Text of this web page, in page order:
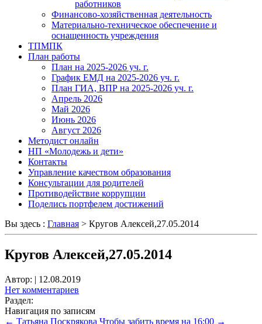
работников
Финансово-хозяйственная деятельность
Материально-техническое обеспечение и
оснащенность учреждения
ТПМПК
План работы
План на 2025-2026 уч. г.
График ЕМД на 2025-2026 уч. г.
План ГИА, ВПР на 2025-2026 уч. г.
Апрель 2026
Май 2026
Июнь 2026
Август 2026
Методист онлайн
НП «Молодежь и дети»
Контакты
Управление качеством образования
Консультации для родителей
Противодействие коррупции
Поделись портфелем достижений
Вы здесь : Главная > Кругов Алексей,27.05.2014
Кругов Алексей,27.05.2014
Автор: | 12.08.2019
Нет комментариев
Раздел:
Навигация по записям
← Татьяна Поскрякова Чтобы забить время на 16:00 →